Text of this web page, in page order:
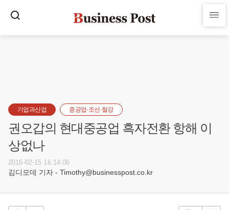
기업과산업 중공업·조선·철강
권오갑의 현대중공업 흑자전환 항해 이
상없나
2016-02-15 16:14:06
김디모데 기자 - Timothy@businesspost.co.kr